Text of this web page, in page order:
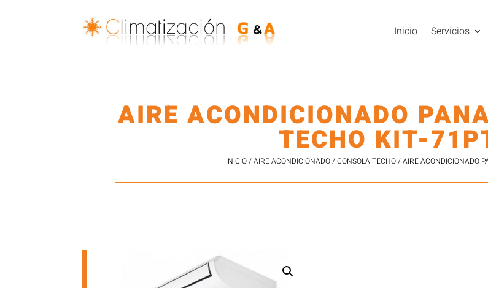
Inicio Servicios
AIRE ACONDICIONADO
TECHO KIT-
INICIO/AIRE ACONDICIONADO/CONSOLA TECHO/ AIRE ACONDICIONADO